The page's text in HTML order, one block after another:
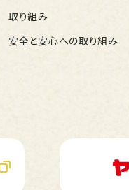
取り組み
安全と安心への取り組み